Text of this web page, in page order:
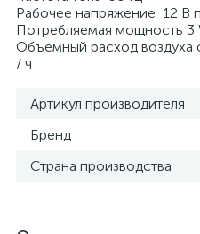
Рабочее напряжение 12 В
Потребляемая мощность 3
Объемный расход воздуха
/ ч
Артикул производителя
Бренд
Страна производства